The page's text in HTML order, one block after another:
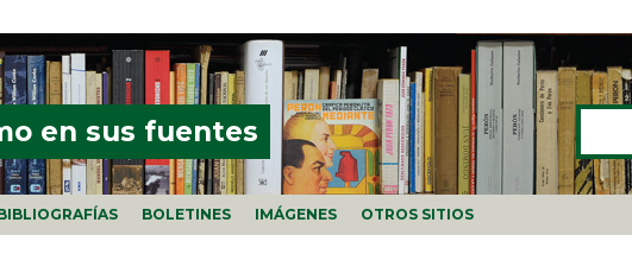
en sus fuentes
Buscar
BOLETINES IMÁGENES OTROS SITIOS